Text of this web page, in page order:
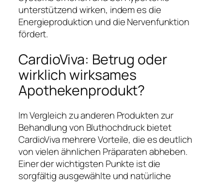
unterstützend wirken, indem es die
Energieproduktion und die Nervenfunktion
fördert.
CardioViva: Betrug oder
wirklich wirksames
Apothekenprodukt?
Im Vergleich zu anderen Produkten zur
Behandlung von Bluthochdruck bietet
CardioViva mehrere Vorteile, die es deutlich
von vielen ähnlichen Präparaten abheben.
Einer der wichtigsten Punkte ist die
sorgfältig ausgewählte und natürliche